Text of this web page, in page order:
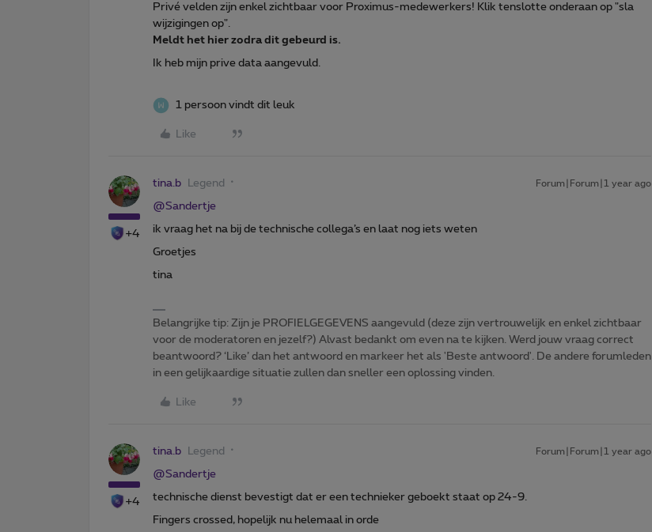
Privé velden zijn enkel zichtbaar voor Proximus-medewerkers! Klik tenslotte onderaan op "sla
wijzigingen op".
Meldt het hier zodra dit gebeurd is.
Ik heb mijn prive data aangevuld.
1 persoon vindt dit leuk
Like
+4
tina.b Legend Forum|Forum|1 year ago
@Sandertje
ik vraag het na bij de technische collega’s en laat nog iets weten
Groetjes
tina
Belangrijke tip: Zijn je PROFIELGEGEVENS aangevuld (deze zijn vertrouwelijk en enkel zichtbaar
voor de moderatoren en jezelf?) Alvast bedankt om even na te kijken. Werd jouw vraag correct
beantwoord? ‘Like’ dan het antwoord en markeer het als 'Beste antwoord'. De andere forumleden
in een gelijkaardige situatie zullen dan sneller een oplossing vinden.
Like
+4
tina.b Legend Forum|Forum|1 year ago
@Sandertje
technische dienst bevestigt dat er een technieker geboekt staat op 24-9.
Fingers crossed, hopelijk nu helemaal in orde